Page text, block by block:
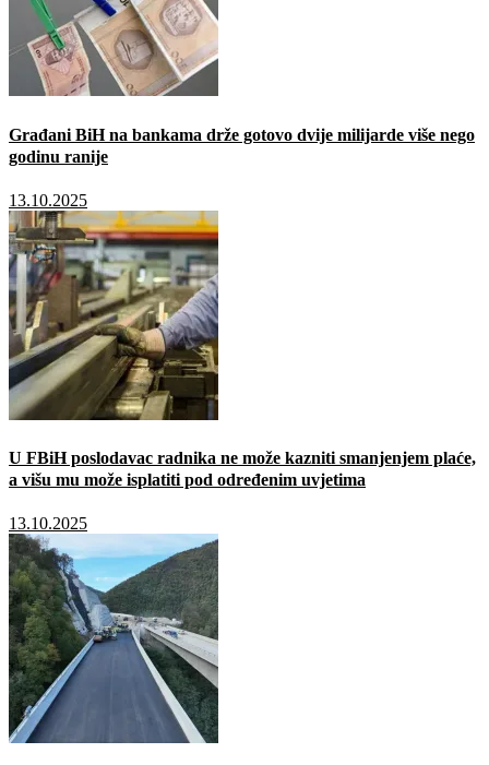
Građani BiH na bankama drže gotovo dvije milijarde više nego
godinu ranije
13.10.2025
U FBiH poslodavac radnika ne može kazniti smanjenjem plaće,
a višu mu može isplatiti pod određenim uvjetima
13.10.2025